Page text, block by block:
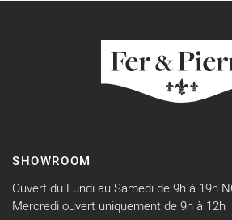
SHOWROOM
Ouvert du Lundi au Samedi de 9h à 19h
Mercredi ouvert uniquement de 9h à 12h